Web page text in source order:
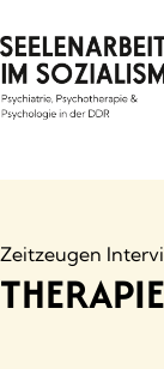
to
content
Zeitzeugen